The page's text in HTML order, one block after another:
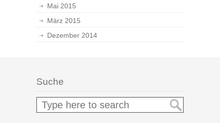
Mai 2015
März 2015
Dezember 2014
Suche